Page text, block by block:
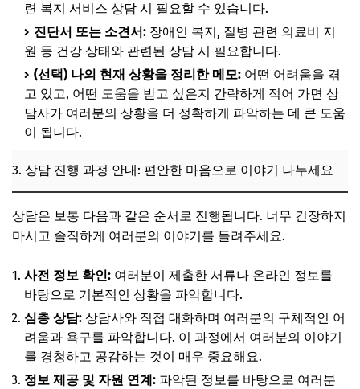
련 복지 서비스 상담 시 필요할 수 있습니다.
진단서 또는 소견서: 장애인 복지, 질병 관련 의료비 지
원 등 건강 상태와 관련된 상담 시 필요합니다.
(선택) 나의 현재 상황을 정리한 메모: 어떤 어려움을 겪
고 있고, 어떤 도움을 받고 싶은지 간략하게 적어 가면 상
담사가 여러분의 상황을 더 정확하게 파악하는 데 큰 도움
이 됩니다.
3. 상담 진행 과정 안내: 편안한 마음으로 이야기 나누세요
상담은 보통 다음과 같은 순서로 진행됩니다. 너무 긴장하지
마시고 솔직하게 여러분의 이야기를 들려주세요.
사전 정보 확인: 여러분이 제출한 서류나 온라인 정보를
바탕으로 기본적인 상황을 파악합니다.
심층 상담: 상담사와 직접 대화하며 여러분의 구체적인 어
려움과 욕구를 파악합니다. 이 과정에서 여러분의 이야기
를 경청하고 공감하는 것이 매우 중요해요.
정보 제공 및 자원 연계: 파악된 정보를 바탕으로 여러분